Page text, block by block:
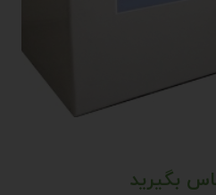
بگیرید